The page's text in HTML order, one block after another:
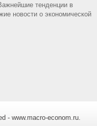
тенденции в
новости о экономической
- www.macro-econom.ru.